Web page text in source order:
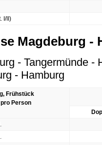
I/II)
Magdeburg -
- Tangermünde -
- Hamburg
Frühstück
Person